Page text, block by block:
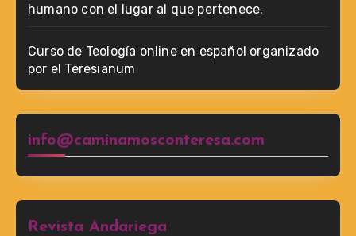
humano con el lugar al que pertenece.
Curso de Teología online en español organizado
por el Teresianum
info@caminamosconteresa.com
Revista Andariega